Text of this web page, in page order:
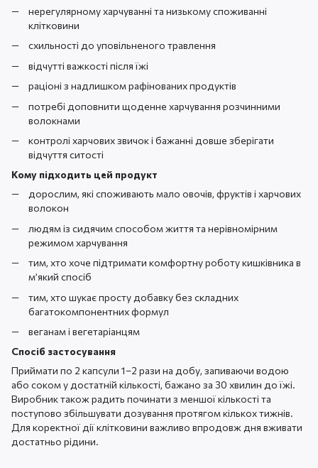
нерегулярному харчуванні та низькому споживанні
клітковини
схильності до уповільненого травлення
відчутті важкості після їжі
раціоні з надлишком рафінованих продуктів
потребі доповнити щоденне харчування розчинними
волокнами
контролі харчових звичок і бажанні довше зберігати
відчуття ситості
Кому підходить цей продукт
дорослим, які споживають мало овочів, фруктів і харчових
волокон
людям із сидячим способом життя та нерівномірним
режимом харчування
тим, хто хоче підтримати комфортну роботу кишківника в
м’який спосіб
тим, хто шукає просту добавку без складних
багатокомпонентних формул
веганам і вегетаріанцям
Спосіб застосування
Приймати по 2 капсули 1–2 рази на добу, запиваючи водою
або соком у достатній кількості, бажано за 30 хвилин до їжі.
Виробник також радить починати з меншої кількості та
поступово збільшувати дозування протягом кількох тижнів.
Для коректної дії клітковини важливо впродовж дня вживати
достатньо рідини.